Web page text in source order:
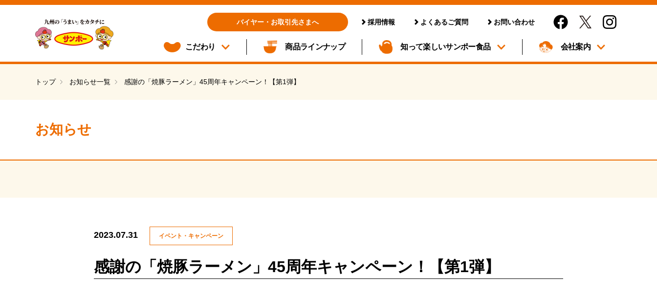
バイヤー・お取引先さまへ 採用情報 よくあるご質問 お問い合わせ
こだわり 商品ラインナップ 知って楽しいサンポー食品 会社案内
トップ お知らせ一覧 感謝の「焼豚ラーメン」45周年キャンペーン！【第1弾】
お知らせ
2023.07.31 イベント・キャンペーン
感謝の「焼豚ラーメン」45周年キャンペーン！【第1弾】